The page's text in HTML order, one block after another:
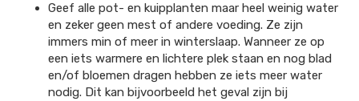
Geef alle pot- en kuipplanten maar heel weinig water
en zeker geen mest of andere voeding. Ze zijn
immers min of meer in winterslaap. Wanneer ze op
een iets warmere en lichtere plek staan en nog blad
en/of bloemen dragen hebben ze iets meer water
nodig. Dit kan bijvoorbeeld het geval zijn bij